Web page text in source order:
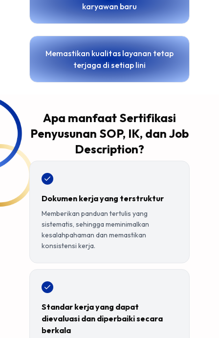
karyawan baru
Memastikan kualitas layanan tetap
terjaga di setiap lini
Apa manfaat Sertifikasi
Penyusunan SOP, IK, dan Job
Description?
Dokumen kerja yang terstruktur
Memberikan panduan tertulis yang
sistematis, sehingga meminimalkan
kesalahpahaman dan memastikan
konsistensi kerja.
Standar kerja yang dapat
dievaluasi dan diperbaiki secara
berkala